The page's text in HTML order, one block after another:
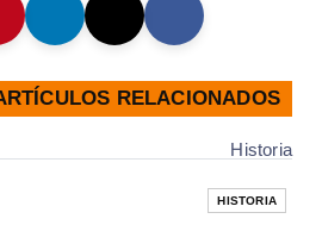
RELACIONADOS
Historia
HISTORIA